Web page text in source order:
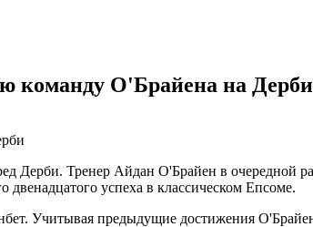
команду О'Брайена на Дерби
Дерби. Тренер Айдан О'Брайен в очередной
успеха в классическом Епсоме.
Учитывая предыдущие достижения